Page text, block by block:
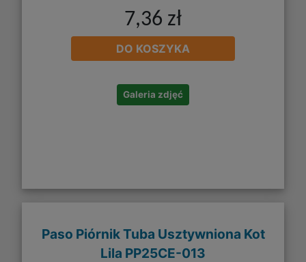
7,36 zł
DO KOSZYKA
Galeria zdjęć
Paso Piórnik Tuba Usztywniona Kot
Lila PP25CE-013